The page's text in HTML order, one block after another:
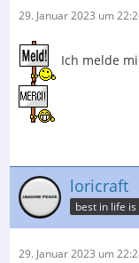
29. Januar 2023 um
Ich melde
loricraft
best in life
29. Januar 2023 um